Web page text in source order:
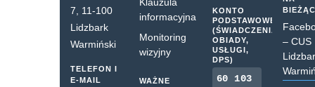
7, 11-100
Lidzbark
Warmiński
TELEFON I
E-MAIL
Klauzula
informacyjna
Monitoring
wizyjny
WAŻNE
KONTO
PODSTAWOWE
(ŚWIADCZENIA,
OBIADY,
USŁUGI,
DPS)
60 103
– CUS